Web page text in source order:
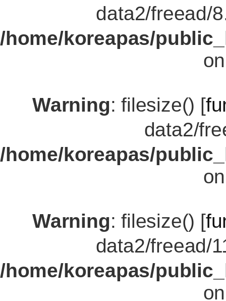
data2/freead/
/home/koreapas/
Warning: filesize() [
data2/
/home/koreapas/
Warning: filesize() [
data2/freead/
/home/koreapas/